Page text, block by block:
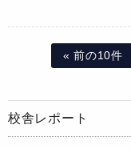
« 前の10件
校舎レポート